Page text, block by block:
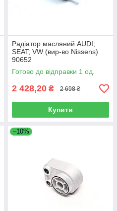
Радіатор масляний AUDI;
SEAT; VW (вир-во Nissens)
90652
Готово до відправки 1 од.
2 428,20 ₴ 2 698 ₴
Купити
–10%